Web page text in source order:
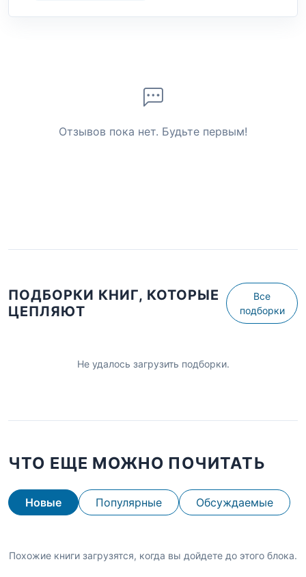
Отзывов пока нет. Будьте первым!
ПОДБОРКИ КНИГ, КОТОРЫЕ
ЦЕПЛЯЮТ
Все
подборки
Не удалось загрузить подборки.
ЧТО ЕЩЕ МОЖНО ПОЧИТАТЬ
Новые Популярные Обсуждаемые
Похожие книги загрузятся, когда вы дойдете до этого блока.